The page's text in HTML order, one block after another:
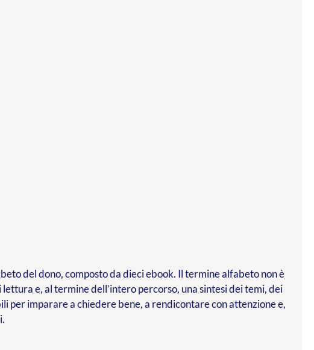
del dono, composto da dieci ebook. Il termine alfabeto non è
e, al termine dell’intero percorso, una sintesi dei temi, dei
per imparare a chiedere bene, a rendicontare con attenzione e,